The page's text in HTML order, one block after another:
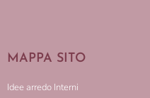
MAPPA SITO
Idee arredo Interni